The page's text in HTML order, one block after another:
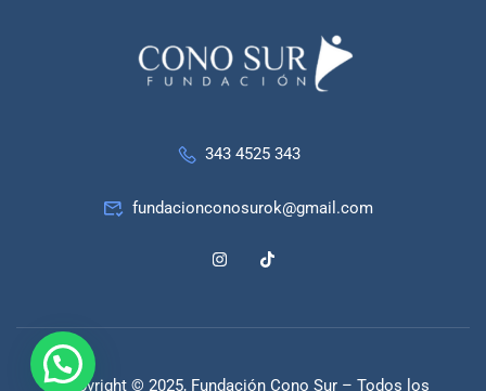
343 4525 343
fundacionconosurok@gmail.com
Copyright © 2025, Fundación Cono Sur – Todos los